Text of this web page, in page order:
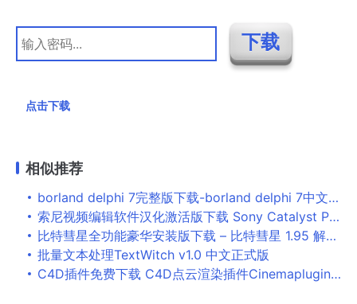
点击下载
相似推荐
borland delphi 7完整版下载-borland delphi 7中文版下载
索尼视频编辑软件汉化激活版下载 Sony Catalyst Production Suite(索尼后期视频处理软件) v2021.1 中文破解版 附激活教程
比特彗星全功能豪华安装版下载 – 比特彗星 1.95 解锁全功能豪华安装版
批量文本处理TextWitch v1.0 中文正式版
C4D插件免费下载 C4D点云渲染插件Cinemaplugins LAZPoint v2.51 For Cinema4D R20-R21 特别版